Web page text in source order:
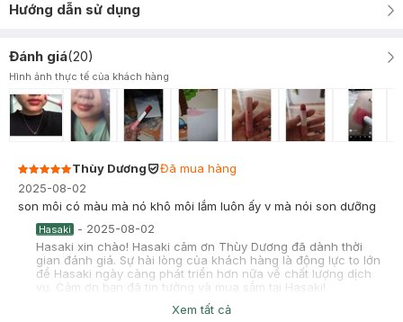
Hướng dẫn sử dụng
Đánh giá(20)
Hình ảnh thực tế của khách hàng
Thùy Dương
Đã mua hàng
2025-08-02
son môi có màu mà nó khô môi lắm luôn ấy v mà nói son dưỡng
Hasaki - 2025-08-02
Hasaki xin chào! Hasaki cảm ơn Thùy Dương đã dành thời
gian đánh giá. Sự hài lòng của khách hàng là động lực to lớn
để Hasaki ngày càng phát triển hơn nữa về chất lượng dịch
vụ. Cảm ơn bạn đã tin tưởng và mua sắm tại Hasaki!
Đã mua hàng
Xem tất cả